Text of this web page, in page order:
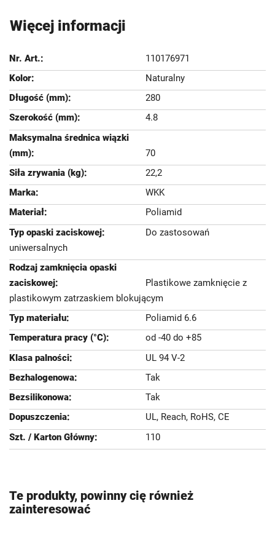
Więcej informacji
110176971
Naturalny
280
4.8
70
22,2
WKK
Poliamid
Do zastosowań
uniwersalnych
Plastikowe zamknięcie z
plastikowym zatrzaskiem blokującym
Poliamid 6.6
od -40 do +85
UL 94 V-2
Tak
Tak
UL, Reach, RoHS, CE
110
Te produkty, powinny cię również
zainteresować